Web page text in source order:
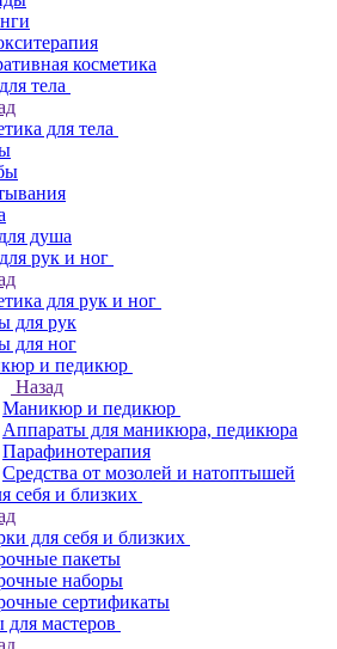
косметика
тела
для тела
душа
рук и ног
для рук и ног
для рук
для ног
и педикюр
Назад
Маникюр и педикюр
Аппараты для маникюра, педикюра
Парафинотерапия
Средства от мозолей и натоптышей
себя и близких
для себя и близких
пакеты
наборы
сертификаты
для мастеров